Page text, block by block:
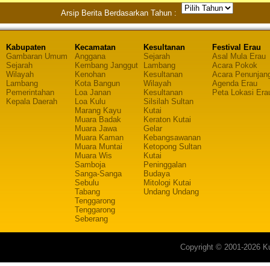
Arsip Berita Berdasarkan Tahun :
Kabupaten
Gambaran Umum
Sejarah
Wilayah
Lambang
Pemerintahan
Kepala Daerah
Kecamatan
Anggana
Kembang Janggut
Kenohan
Kota Bangun
Loa Janan
Loa Kulu
Marang Kayu
Muara Badak
Muara Jawa
Muara Kaman
Muara Muntai
Muara Wis
Samboja
Sanga-Sanga
Sebulu
Tabang
Tenggarong
Tenggarong
Seberang
Kesultanan
Sejarah
Lambang
Kesultanan
Wilayah
Kesultanan
Silsilah Sultan
Kutai
Keraton Kutai
Gelar
Kebangsawanan
Ketopong Sultan
Kutai
Peninggalan
Budaya
Mitologi Kutai
Undang Undang
Festival Erau
Asal Mula Erau
Acara Pokok
Acara
Agenda Erau
Peta Lokasi
Copyright © 2001-2026